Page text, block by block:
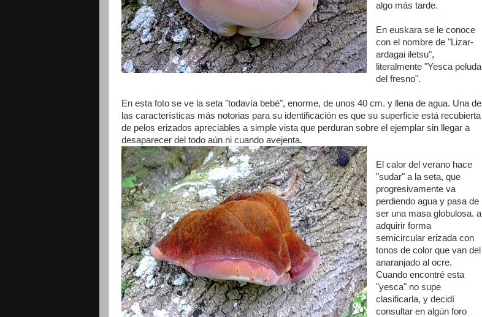
algo más tarde.
En euskara se le conoce
con el nombre de "Lizar-
ardagai iletsu",
literalmente "Yesca peluda
del fresno".
En esta foto se ve la seta "todavía bebé", enorme, de unos 40 cm. y llena de agua. Una de
las características más notorias para su identificación es que su superficie está recubierta
de pelos erizados apreciables a simple vista que perduran sobre el ejemplar sin llegar a
desaparecer del todo aún ni cuando avejenta.
El calor del verano hace
"sudar" a la seta, que
progresivamente va
perdiendo agua y pasa de
ser una masa globulosa. a
adquirir forma
semicircular erizada con
tonos de color que van del
anaranjado al ocre.
Cuando encontré esta
"yesca" no supe
clasificarla, y decidí
consultar en algún foro